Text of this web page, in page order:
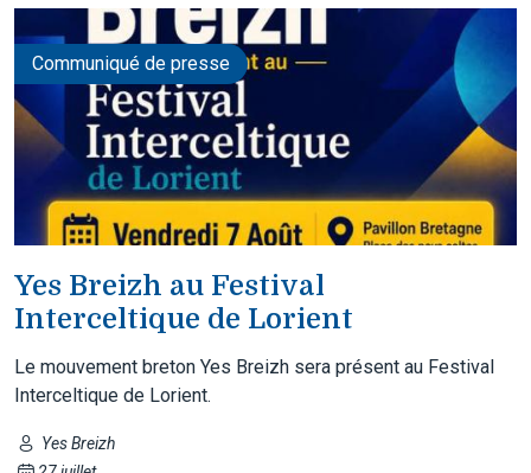
Communiqué de presse
Yes Breizh au Festival
Interceltique de Lorient
Le mouvement breton Yes Breizh sera présent au Festival
Interceltique de Lorient.
Yes Breizh